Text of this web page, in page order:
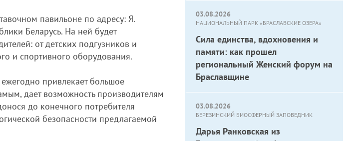
03.08.2026
НАЦИОНАЛЬНЫЙ ПАРК «БРАСЛАВСКИЕ ОЗЕРА»
Сила единства, вдохновения и
памяти: как прошел
региональный Женский форум на
Браславщине
03.08.2026
БЕРЕЗИНСКИЙ БИОСФЕРНЫЙ ЗАПОВЕДНИК
Дарья Ранковская из
павильоне по адресу: Я.
Беларусь. На ней будет
от детских подгузников и
и спортивного оборудования.
привлекает большое
дает возможность производителям
до конечного потребителя
безопасности предлагаемой